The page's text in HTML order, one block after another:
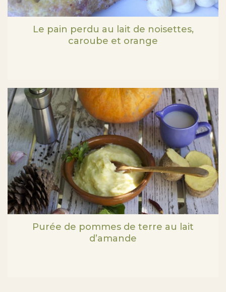
Le pain perdu au lait de noisettes,
caroube et orange
Purée de pommes de terre au lait
d’amande